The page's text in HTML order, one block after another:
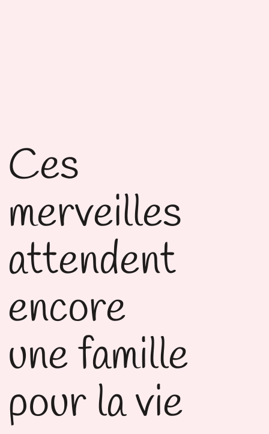
Ces
merveilles
attendent
encore
une famille
pour la vie